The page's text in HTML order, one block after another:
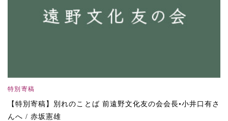
特別寄稿
【特別寄稿】別れのことば 前遠野文化友の会会長•小井口有さ
んへ / 赤坂憲雄